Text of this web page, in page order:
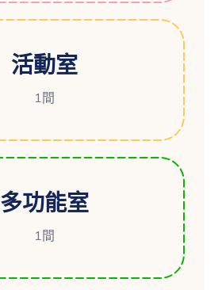
活動室
1間
多功能室
1間